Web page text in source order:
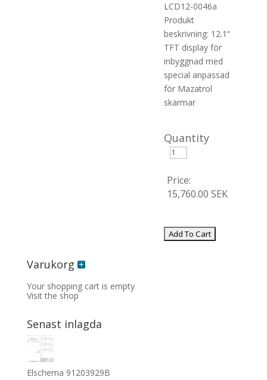
LCD12-0046a
Produkt
beskrivning: 12.1“
TFT display för
inbyggnad med
special anpassad
för Mazatrol
skärmar
Quantity
Price:
15,760.00 SEK
Varukorg
Your shopping cart is empty
Visit the shop
Senast inlagda
Elschema 91203929B